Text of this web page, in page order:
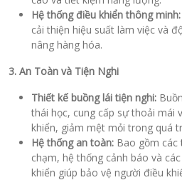
Hệ thống điều khiển thông minh:
cải thiện hiệu suất làm việc và
nâng hàng hóa.
3. An Toàn và Tiện Nghi
Thiết kế buồng lái tiện nghi:
thái học, cung cấp sự thoải mái
khiển, giảm mệt mỏi trong quá
Hệ thống an toàn: Bao gồm các
chạm, hệ thống cảnh báo và
khiển giúp bảo vệ người điều